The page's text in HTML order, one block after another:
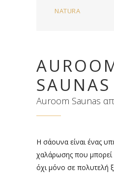
NATURA
SAUNAS
Auroom Saunas
Η σάουνα είναι ένας
χαλάρωσης που μπορεί
όχι μόνο σε πολυτελή